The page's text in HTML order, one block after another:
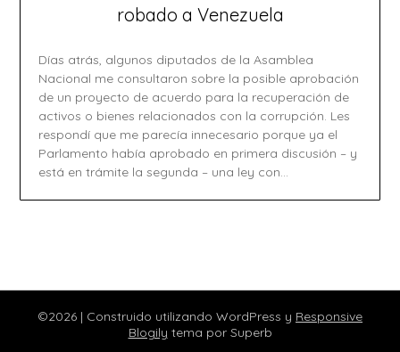
robado a Venezuela
Días atrás, algunos diputados de la Asamblea
Nacional me consultaron sobre la posible aprobación
de un proyecto de acuerdo para la recuperación de
activos o bienes relacionados con la corrupción. Les
respondí que me parecía innecesario porque ya el
Parlamento había aprobado en primera discusión – y
está en trámite la segunda – una ley con…
©2026 | Construido utilizando WordPress y Responsive
Blogily tema por Superb